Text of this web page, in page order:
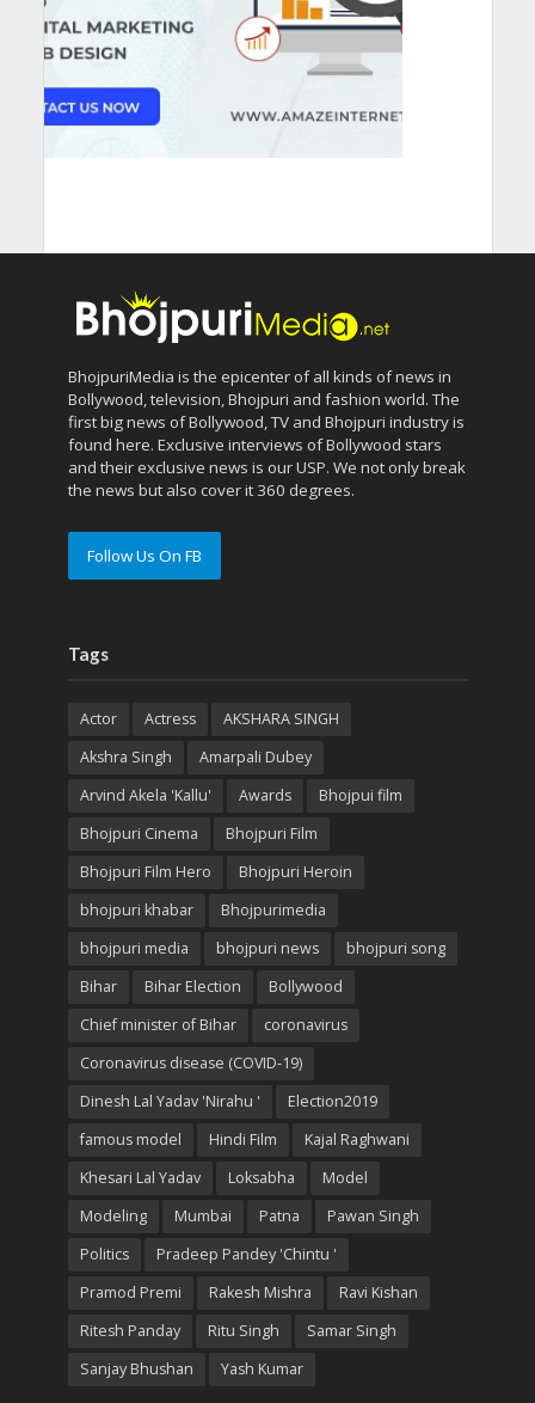
BhojpuriMedia is the epicenter of all kinds of news in
Bollywood, television, Bhojpuri and fashion world. The
first big news of Bollywood, TV and Bhojpuri industry is
found here. Exclusive interviews of Bollywood stars
and their exclusive news is our USP. We not only break
the news but also cover it 360 degrees.
Follow Us On FB
Tags
Actor Actress
AKSHARA SINGH
Akshra Singh
Amarpali Dubey
Arvind Akela 'Kallu'
Awards
Bhojpui film
Bhojpuri Cinema
Bhojpuri Film
Bhojpuri Film Hero
Bhojpuri Heroin
bhojpuri khabar
Bhojpurimedia
bhojpuri media
bhojpuri news
bhojpuri song
Bihar
Bihar Election
Bollywood
Chief minister of Bihar
coronavirus
Coronavirus disease (COVID-19)
Dinesh Lal Yadav 'Nirahu '
Election2019
famous model
Hindi Film
Kajal Raghwani
Khesari Lal Yadav
Loksabha
Model
Modeling
Mumbai Patna
Pawan Singh
Politics
Pradeep Pandey 'Chintu '
Pramod Premi
Rakesh Mishra
Ravi Kishan
Ritesh Panday
Ritu Singh
Samar Singh
Sanjay Bhushan
Yash Kumar